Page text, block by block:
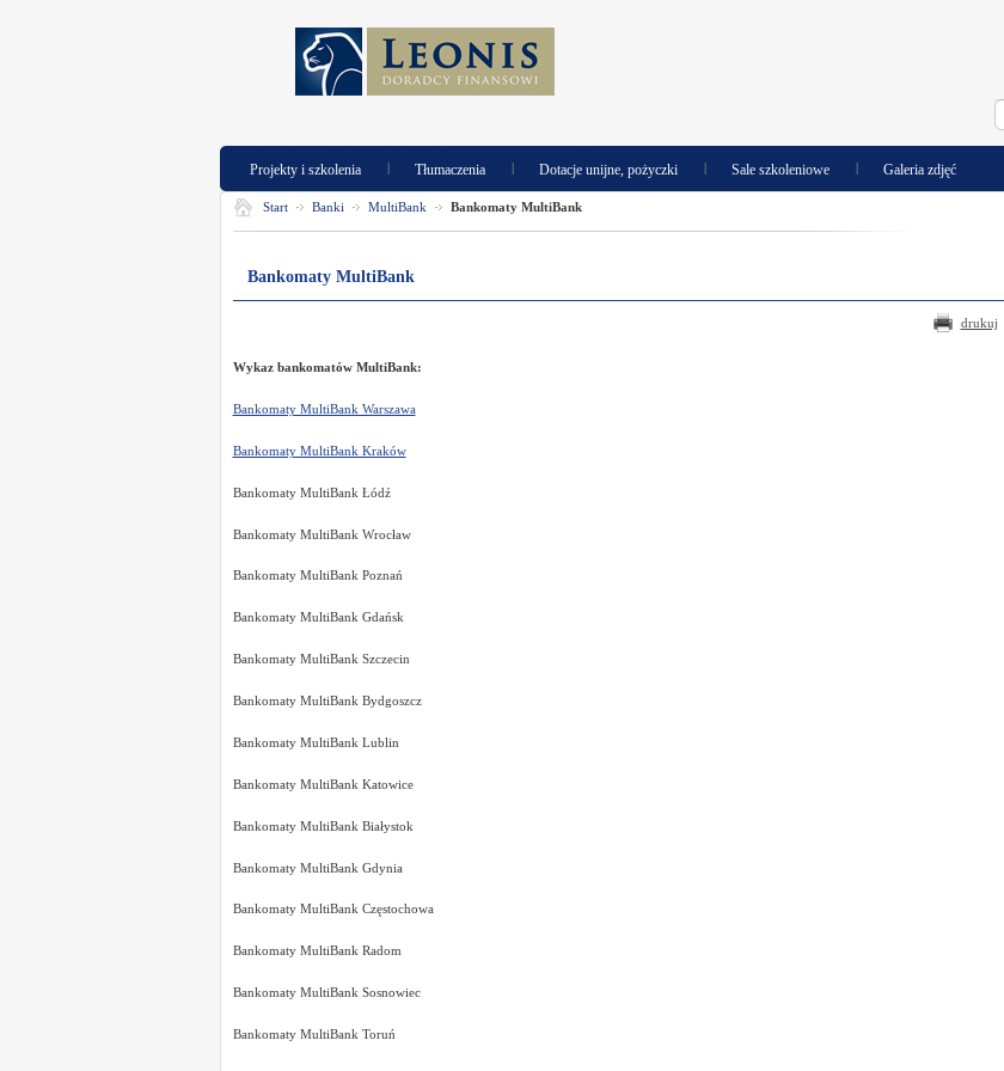
Projekty i szkolenia | Tłumaczenia | Dotacje unijne, pożyczki | Sale szkoleniowe | Galeria zdjęć
Start Banki MultiBank Bankomaty MultiBank
Bankomaty MultiBank
drukuj
Wykaz bankomatów MultiBank:
Bankomaty MultiBank Warszawa
Bankomaty MultiBank Kraków
Bankomaty MultiBank Łódź
Bankomaty MultiBank Wrocław
Bankomaty MultiBank Poznań
Bankomaty MultiBank Gdańsk
Bankomaty MultiBank Szczecin
Bankomaty MultiBank Bydgoszcz
Bankomaty MultiBank Lublin
Bankomaty MultiBank Katowice
Bankomaty MultiBank Białystok
Bankomaty MultiBank Gdynia
Bankomaty MultiBank Częstochowa
Bankomaty MultiBank Radom
Bankomaty MultiBank Sosnowiec
Bankomaty MultiBank Toruń